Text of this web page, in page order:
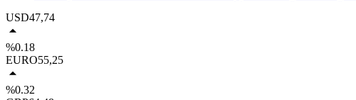
USD47,74
%0.18
EURO55,25
%0.32